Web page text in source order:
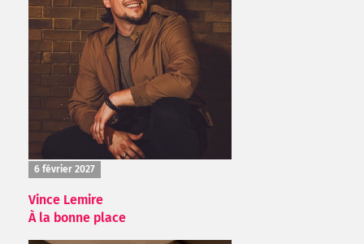
6 février 2027
Vince Lemire
À la bonne place